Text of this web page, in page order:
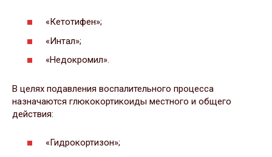
«Кетотифен»;
«Интал»;
«Недокромил».
В целях подавления воспалительного процесса
назначаются глюкокортикоиды местного и общего
действия:
«Гидрокортизон»;